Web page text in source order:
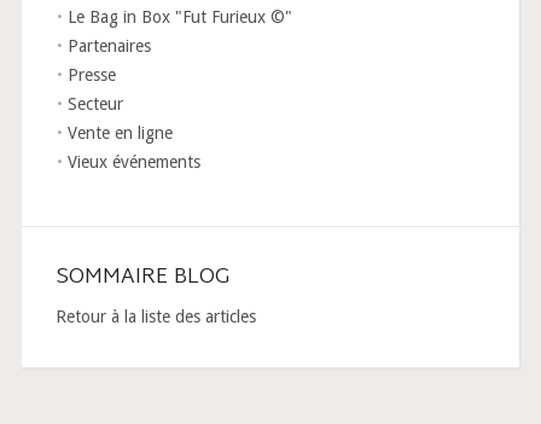
Le Bag in Box "Fut Furieux ©"
Partenaires
Presse
Secteur
Vente en ligne
Vieux événements
SOMMAIRE BLOG
Retour à la liste des articles